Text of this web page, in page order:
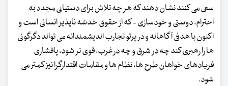
سعی می کنند نشان دهند که هر چه تلاش برای دستیابی مجدد به
احترام، دوستی و خودسازی - که از حقوق خدشه ناپذیر انسانی است و
اکنون با هدفی آگاهانه و در پرتو تجارب اندیشمندانه می تواند دگرگونی
ها را رهبری کند چه در شرق و چه در غرب، قوی تر شود، پافشاری
فریادهای خواهان طرح ها، نظام ها و مقامات اقتدارگرا نیز کمتر می
شود.